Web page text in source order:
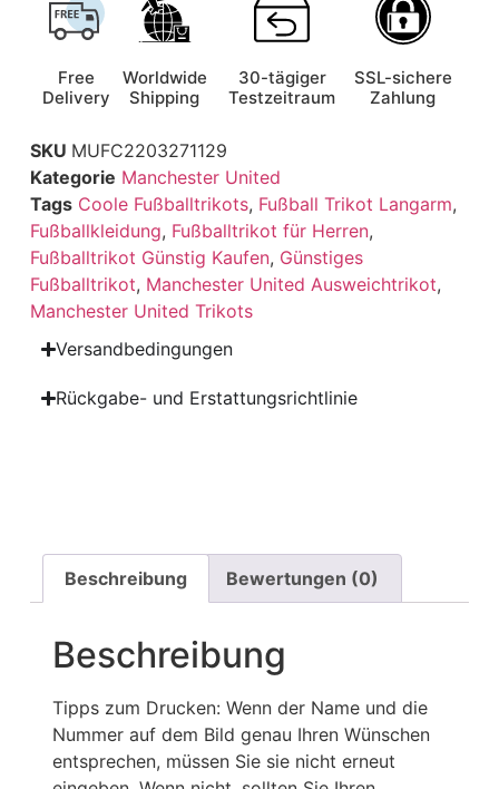
Free
Delivery
Worldwide
Shipping
30-tägiger
Testzeitraum
SSL-sichere
Zahlung
SKU MUFC2203271129
Kategorie Manchester United
Tags Coole Fußballtrikots, Fußball Trikot Langarm,
Fußballkleidung, Fußballtrikot für Herren,
Fußballtrikot Günstig Kaufen, Günstiges
Fußballtrikot, Manchester United Ausweichtrikot,
Manchester United Trikots
Versandbedingungen
Rückgabe- und Erstattungsrichtlinie
Beschreibung Bewertungen (0)
Beschreibung
Tipps zum Drucken: Wenn der Name und die
Nummer auf dem Bild genau Ihren Wünschen
entsprechen, müssen Sie sie nicht erneut